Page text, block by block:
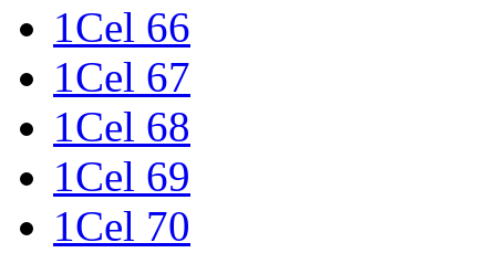
1Cel 66
1Cel 67
1Cel 68
1Cel 69
1Cel 70